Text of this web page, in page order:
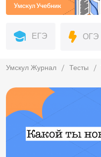
ЕГЭ ОГЭ
Умскул Журнал Тесты